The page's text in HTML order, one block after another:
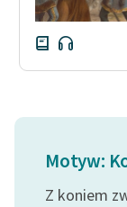
Motyw:
Z koniem